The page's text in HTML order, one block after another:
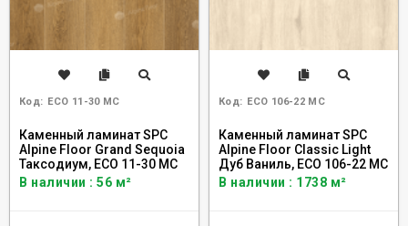
Код: ECO 11-30 MC
Каменный ламинат SPC
Alpine Floor Grand Sequoia
Таксодиум, ECO 11-30 MC
В наличии : 56 м²
Код: ECO 106-22 MC
Каменный ламинат SPC
Alpine Floor Classic Light
Дуб Ваниль, ECO 106-22 MC
В наличии : 1738 м²